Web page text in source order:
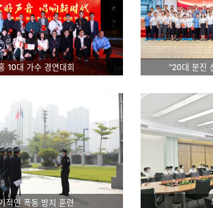
10대 가수 경연대회 "20대 분진
적인 폭동 방지 훈련